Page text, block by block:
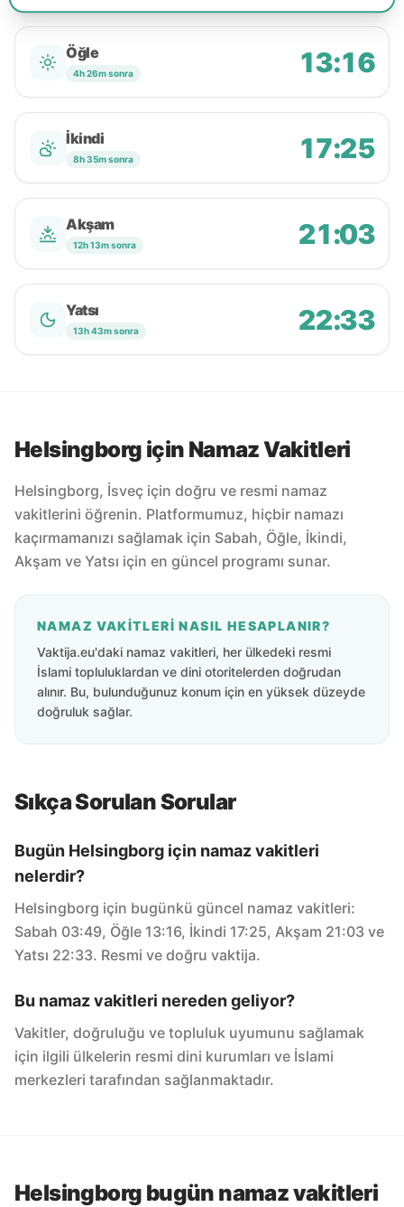
Öğle
4h 26m sonra 13:16
İkindi
8h 35m sonra 17:25
Akşam
12h 13m sonra 21:03
Yatsı
13h 43m sonra 22:33
Helsingborg için Namaz Vakitleri
Helsingborg, İsveç için doğru ve resmi namaz
vakitlerini öğrenin. Platformumuz, hiçbir namazı
kaçırmamanızı sağlamak için Sabah, Öğle, İkindi,
Akşam ve Yatsı için en güncel programı sunar.
NAMAZ VAKITLERI NASIL HESAPLANIR?
Vaktija.eu'daki namaz vakitleri, her ülkedeki resmi
İslami topluluklardan ve dini otoritelerden doğrudan
alınır. Bu, bulunduğunuz konum için en yüksek düzeyde
doğruluk sağlar.
Sıkça Sorulan Sorular
Bugün Helsingborg için namaz vakitleri
nelerdir?
Helsingborg için bugünkü güncel namaz vakitleri:
Sabah 03:49, Öğle 13:16, İkindi 17:25, Akşam 21:03 ve
Yatsı 22:33. Resmi ve doğru vaktija.
Bu namaz vakitleri nereden geliyor?
Vakitler, doğruluğu ve topluluk uyumunu sağlamak
için ilgili ülkelerin resmi dini kurumları ve İslami
merkezleri tarafından sağlanmaktadır.
Helsingborg bugün namaz vakitleri